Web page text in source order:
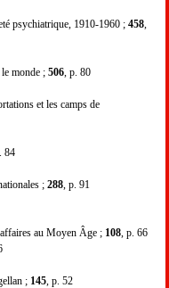
psychiatrique, 1910-1960 ; 458
monde ; 506 , p. 80
et les camps de
84
; 288 , p. 91
au Moyen Âge ; 108 , p. 66
; 145 , p. 52